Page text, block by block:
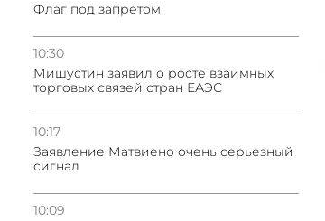
Флаг под запретом
10:30
Мишустин заявил о росте взаимных
торговых связей стран ЕАЭС
10:17
Заявление Матвиено очень серьезный
сигнал
10:09